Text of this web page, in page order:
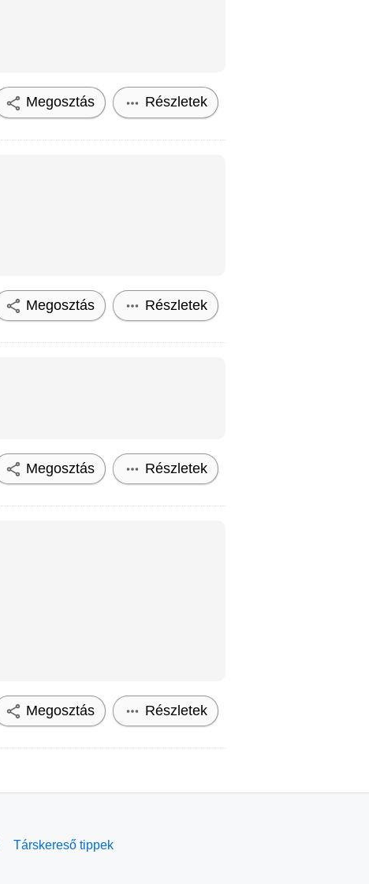
Megosztás Részletek
Megosztás Részletek
Megosztás Részletek
Megosztás Részletek
Társkereső tippek